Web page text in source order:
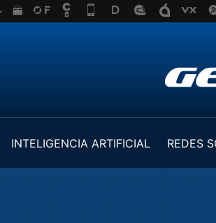
INTELIGENCIA ARTIFICIAL REDES